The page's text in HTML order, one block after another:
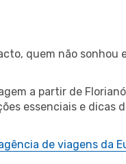
quem não
a partir de
essenciais e dicas
de viagens da